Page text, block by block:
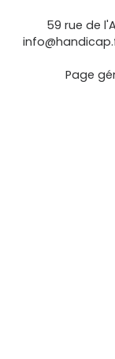
59 rue de
Page